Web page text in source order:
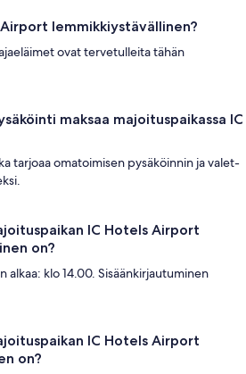
lemmikkiystävällinen?
ovat tervetulleita tähän
maksaa majoituspaikassa IC
tarjoaa omatoimisen pysäköinnin ja valet-
IC Hotels Airport
on?
alkaa: klo 14.00. Sisäänkirjautuminen
IC Hotels Airport
on?